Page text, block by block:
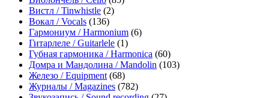
Вистл / Tinwhistle (2)
Вокал / Vocals (136)
Гармониум / Harmonium (6)
Гитарлеле / Guitarlele (1)
Губная гармоника / Harmonica (60)
Домра и Мандолина / Mandolin (103)
Железо / Equipment (68)
Журналы / Magazines (782)